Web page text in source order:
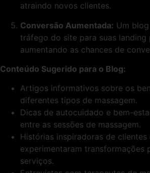
atraindo novos clientes.
Conversão Aumentada: Um
tráfego do site para suas landing
aumentando as chances de
Conteúdo Sugerido para o Blog:
Artigos informativos sobre os
diferentes tipos de massagem.
Dicas de autocuidado e bem-
entre as sessões de massagem.
Histórias inspiradoras de clientes
experimentaram transformações
serviços.